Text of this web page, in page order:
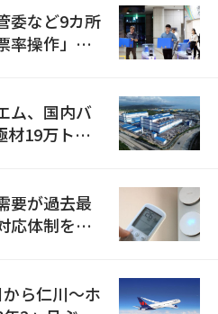
委など9カ所
率操作」の
ム、国内バ
材19万トン
要が過去最
応体制を点
ら仁川〜ホ